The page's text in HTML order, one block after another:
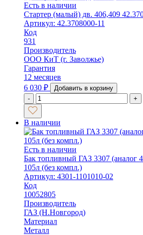
Есть в наличии
Стартер (малый) дв. 406,409
Артикул: 42.3708000-11
Код
931
Производитель
ООО КиТ (г. Заволжье)
Гарантия
12 месяцев
6 030 ₽
Добавить в корзину
-
+
В наличии
Есть в наличии
Бак топливный ГАЗ 3307 (аналог
105л (без компл.)
Артикул: 4301-1101010-02
Код
10052805
Производитель
ГАЗ (Н.Новгород)
Материал
Металл